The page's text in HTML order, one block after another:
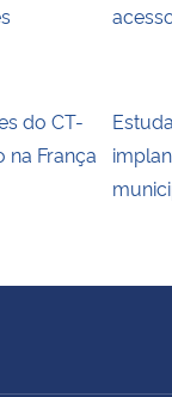
do CT-
na França